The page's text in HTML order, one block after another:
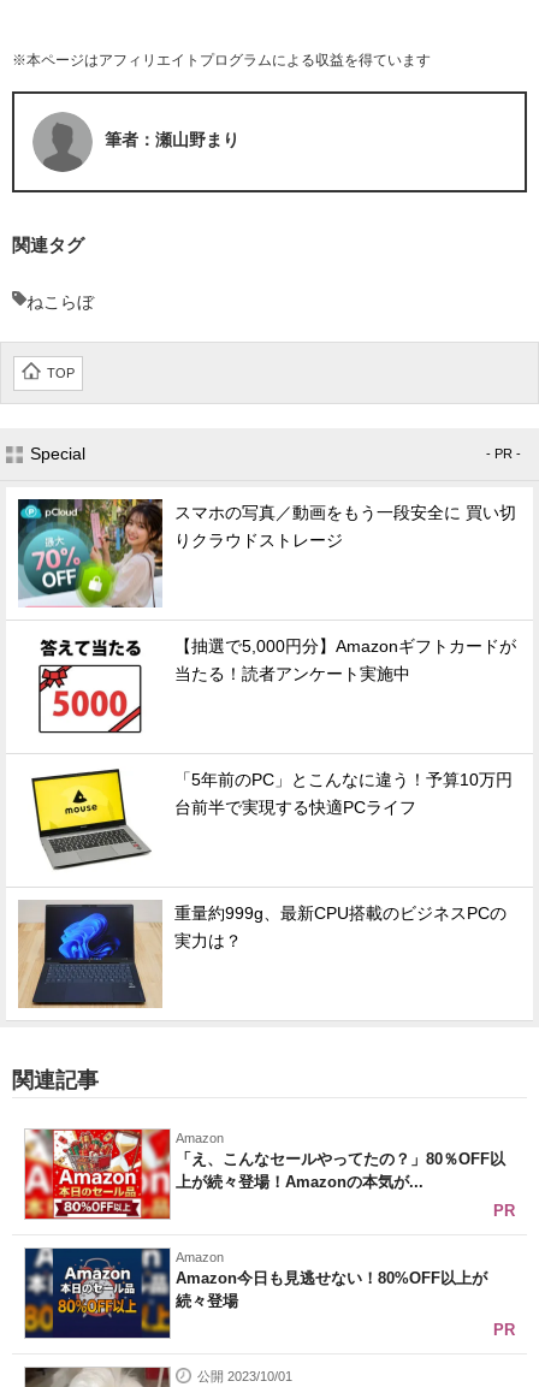
※本ページはアフィリエイトプログラムによる収益を得ています
筆者：瀬山野まり
関連タグ
ねこらぼ
TOP
Special - PR -
スマホの写真／動画をもう一段安全に 買い切
りクラウドストレージ
【抽選で5,000円分】Amazonギフトカードが
当たる！読者アンケート実施中
「5年前のPC」とこんなに違う！予算10万円
台前半で実現する快適PCライフ
重量約999g、最新CPU搭載のビジネスPCの
実力は？
関連記事
Amazon
「え、こんなセールやってたの？」80％OFF以
上が続々登場！Amazonの本気が...
PR
Amazon
Amazon今日も見逃せない！80%OFF以上が
続々登場
PR
公開 2023/10/01